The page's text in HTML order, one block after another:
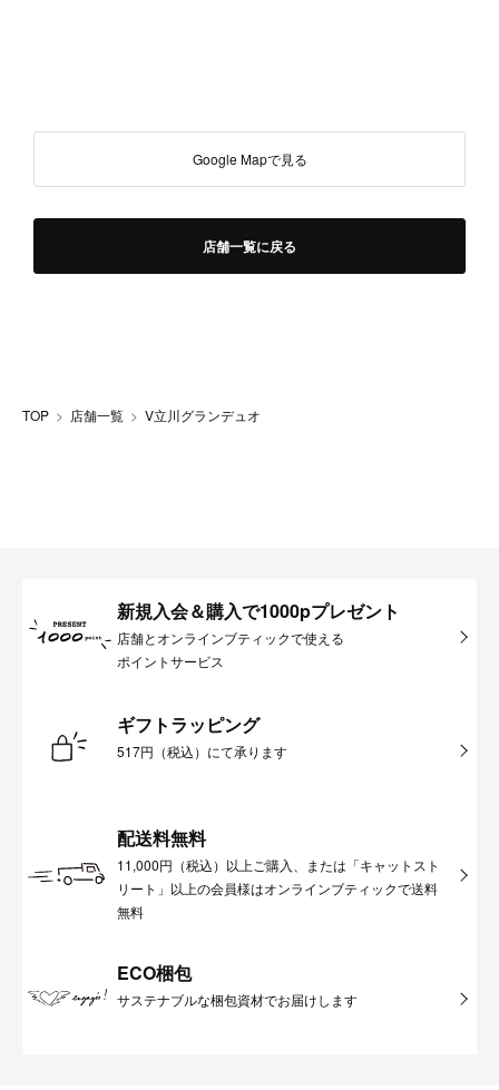
Google Mapで見る
店舗一覧に戻る
TOP 店舗一覧 V立川グランデュオ
新規入会＆購入で1000pプレゼント
店舗とオンラインブティックで使える
ポイントサービス
ギフトラッピング
517円（税込）にて承ります
配送料無料
11,000円（税込）以上ご購入、または「キャットスト
リート」以上の会員様はオンラインブティックで送料
無料
ECO梱包
サステナブルな梱包資材でお届けします